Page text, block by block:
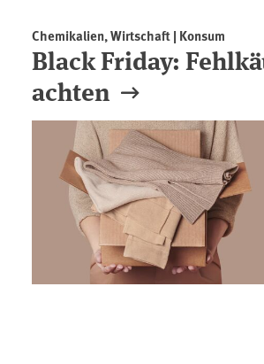
Chemikalien, Wirtschaft | Konsum
Black Friday:
achten